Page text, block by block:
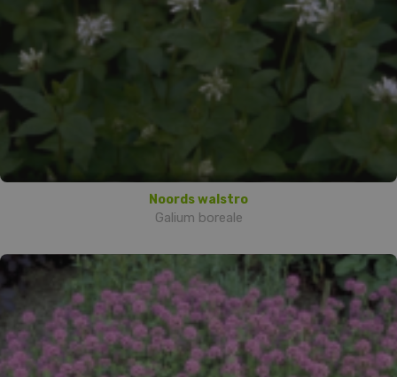
Noords walstro
Galium boreale